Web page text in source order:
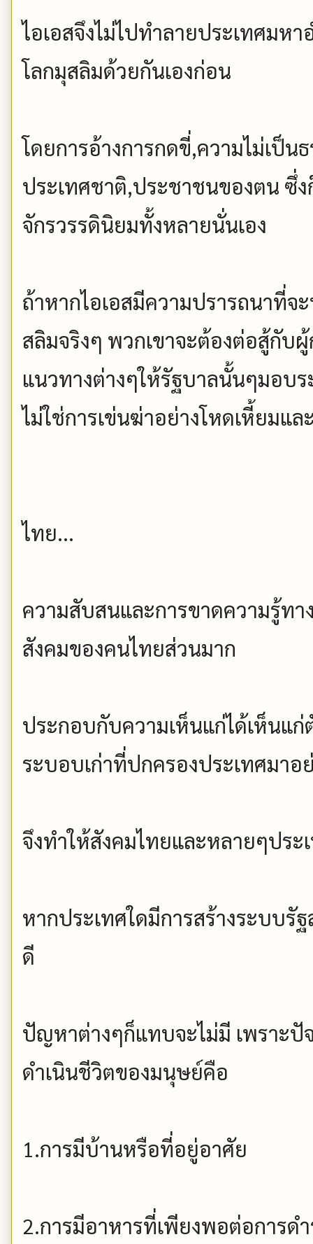
ไอเอสจึงไม่ไปทำลายประเทศมห
โลกมุสลิมด้วยกันเองก่อน
โดยการอ้างการกดขี่,ความไม่เป็
ประเทศชาติ,ประชาชนของตน ซึ่
จักรวรรดินิยมทั้งหลายนั่นเอง
ถ้าหากไอเอสมีความปรารถนาที่
สลิมจริงๆ พวกเขาจะต้องต่อสู้กับ
แนวทางต่างๆให้รัฐบาลนั้นๆมอบ
ไม่ใช่การเข่นฆ่าอย่างโหดเหี้ยมแ
ไทย...
ความสับสนและการขาดความรู้ทา
สังคมของคนไทยส่วนมาก
ประกอบกับความเห็นแก่ได้เห็นแ
ระบอบเก่าที่ปกครองประเทศมาอ
จึงทำให้สังคมไทยและหลายๆปร
หากประเทศใดมีการสร้างระบบรั
ดี
ปัญหาต่างๆก็แทบจะไม่มี เพราะ
ดำเนินชีวิตของมนุษย์คือ
1.การมีบ้านหรือที่อยู่อาศัย
2.การมีอาหารที่เพียงพอต่อการด